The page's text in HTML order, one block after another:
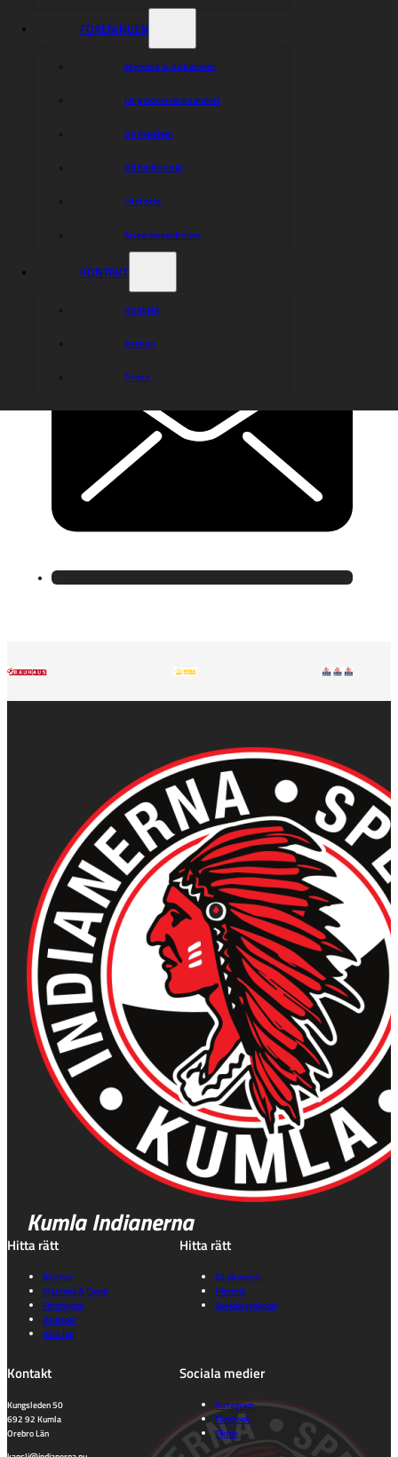
FÖRENINGEN
Styrelse & dokument
Ungdomsverksamhet
Bli medlem
Bli funktionär
Historia
Speedwayskolan
KONTAKT
Kontakt
Arenan
Press
Kumla Indianerna
Hitta rätt
Biljetter
Marknad & Event
Föreningen
Kalender
Våra lag
Hitta rätt
Gå på match
Historia
Speedwayskolan
Kontakt
Kungsleden 50
692 92 Kumla
Orebro Län
Sociala medier
Instagram
Facebook
Tiktok